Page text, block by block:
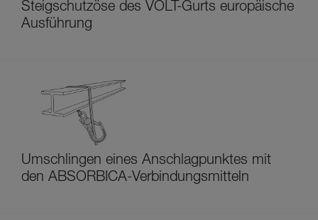
Steigschutzöse des VOLT-Gurts europäische
Ausführung
Umschlingen eines Anschlagpunktes mit
den ABSORBICA-Verbindungsmitteln